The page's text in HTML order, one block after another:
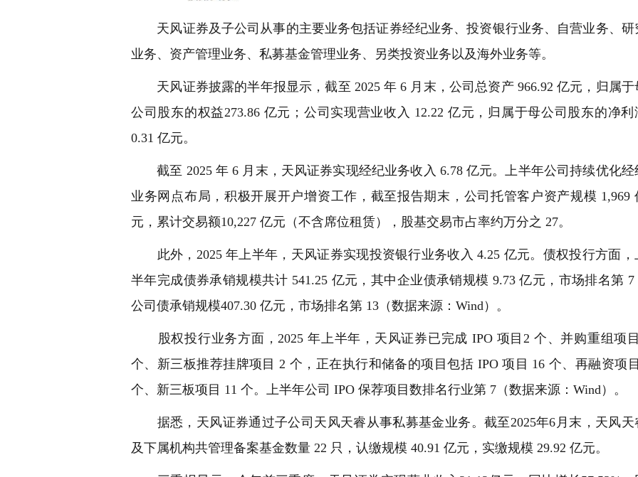
天风证券及子公司从事的主要业务包括证券经纪业务、投资银行业务、自营业务、研
业务、资产管理业务、私募基金管理业务、另类投资业务以及海外业务等。
天风证券披露的半年报显示，截至 2025 年 6 月末，公司总资产 966.92 亿元，归属于
公司股东的权益273.86 亿元；公司实现营业收入 12.22 亿元，归属于母公司股东的净利
0.31 亿元。
截至 2025 年 6 月末，天风证券实现经纪业务收入 6.78 亿元。上半年公司持续优化经
业务网点布局，积极开展开户增资工作，截至报告期末，公司托管客户资产规模 1,969
元，累计交易额10,227 亿元（不含席位租赁），股基交易市占率约万分之 27。
此外，2025 年上半年，天风证券实现投资银行业务收入 4.25 亿元。债权投行方面，
半年完成债券承销规模共计 541.25 亿元，其中企业债承销规模 9.73 亿元，市场排名第 7
公司债承销规模407.30 亿元，市场排名第 13（数据来源：Wind）。
股权投行业务方面，2025 年上半年，天风证券已完成 IPO 项目2 个、并购重组项
个、新三板推荐挂牌项目 2 个，正在执行和储备的项目包括 IPO 项目 16 个、再融资项
个、新三板项目 11 个。上半年公司 IPO 保荐项目数排名行业第 7（数据来源：Wind）。
据悉，天风证券通过子公司天风天睿从事私募基金业务。截至2025年6月末，天风天
及下属机构共管理备案基金数量 22 只，认缴规模 40.91 亿元，实缴规模 29.92 亿元。